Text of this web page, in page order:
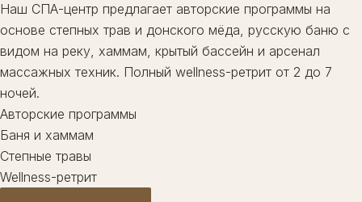
Наш СПА-центр предлагает авторские программы на
основе степных трав и донского мёда, русскую баню с
видом на реку, хаммам, крытый бассейн и арсенал
массажных техник. Полный wellness-ретрит от 2 до 7
ночей.
Авторские программы
Баня и хаммам
Степные травы
Wellness-ретрит